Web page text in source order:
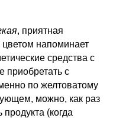
, приятная
напоминает
средства с
с
по желтоватому
можно, как раз
(когда